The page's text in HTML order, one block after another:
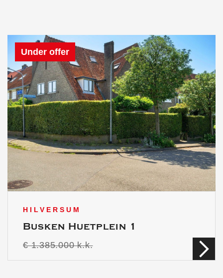
Under offer
HILVERSUM
Busken Huetplein 1
€ 1.385.000 k.k.